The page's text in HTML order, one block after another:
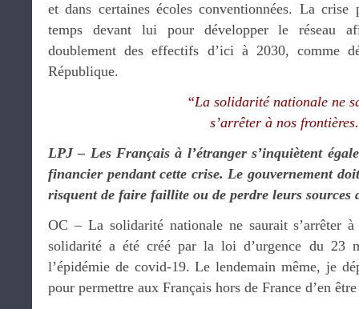
et dans certaines écoles conventionnées. La
temps devant lui pour développer le réseau
doublement des effectifs d’ici à 2030, comme
République.
“La solidarité nationale ne
s’arrêter à nos
LPJ – Les Français à l’étranger s’inquiètent
financier pendant cette crise. Le gouvernement
risquent de faire faillite ou de perdre leurs sources
OC – La solidarité nationale ne saurait s’arrêter
solidarité a été créé par la loi d’urgence du 23
l’épidémie de covid-19. Le lendemain même, je
pour permettre aux Français hors de France d’en